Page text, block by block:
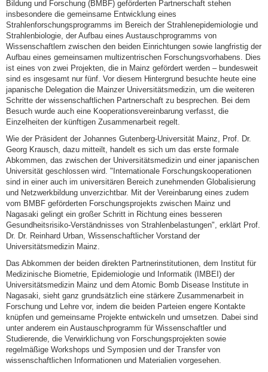
Bildung und Forschung (BMBF) geförderten Partnerschaft stehen
insbesondere die gemeinsame Entwicklung eines
Strahlenforschungsprogramms im Bereich der Strahlenepidemiologie und
Strahlenbiologie, der Aufbau eines Austauschprogramms von
Wissenschaftlern zwischen den beiden Einrichtungen sowie langfristig der
Aufbau eines gemeinsamen multizentrischen Forschungsvorhabens. Dies
ist eines von zwei Projekten, die in Mainz gefördert werden – bundesweit
sind es insgesamt nur fünf. Vor diesem Hintergrund besuchte heute eine
japanische Delegation die Mainzer Universitätsmedizin, um die weiteren
Schritte der wissenschaftlichen Partnerschaft zu besprechen. Bei dem
Besuch wurde auch eine Kooperationsvereinbarung verfasst, die
Einzelheiten der künftigen Zusammenarbeit regelt.
Wie der Präsident der Johannes Gutenberg-Universität Mainz, Prof. Dr.
Georg Krausch, dazu mitteilt, handelt es sich um das erste formale
Abkommen, das zwischen der Universitätsmedizin und einer japanischen
Universität geschlossen wird. "Internationale Forschungskooperationen
sind in einer auch im universitären Bereich zunehmenden Globalisierung
und Netzwerkbildung unverzichtbar. Mit der Vereinbarung eines zudem
vom BMBF geförderten Forschungsprojekts zwischen Mainz und
Nagasaki gelingt ein großer Schritt in Richtung eines besseren
Gesundheitsrisiko-Verständnisses von Strahlenbelastungen", erklärt Prof.
Dr. Dr. Reinhard Urban, Wissenschaftlicher Vorstand der
Universitätsmedizin Mainz.
Das Abkommen der beiden direkten Partnerinstitutionen, dem Institut für
Medizinische Biometrie, Epidemiologie und Informatik (IMBEI) der
Universitätsmedizin Mainz und dem Atomic Bomb Disease Institute in
Nagasaki, sieht ganz grundsätzlich eine stärkere Zusammenarbeit in
Forschung und Lehre vor, indem die beiden Parteien engere Kontakte
knüpfen und gemeinsame Projekte entwickeln und umsetzen. Dabei sind
unter anderem ein Austauschprogramm für Wissenschaftler und
Studierende, die Verwirklichung von Forschungsprojekten sowie
regelmäßige Workshops und Symposien und der Transfer von
wissenschaftlichen Informationen und Materialien vorgesehen.